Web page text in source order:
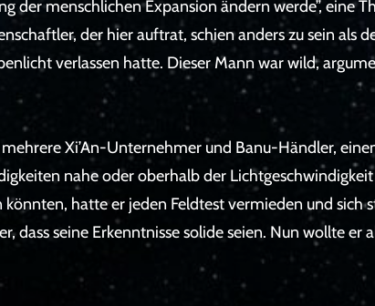
der menschlichen Expansion ändern werde”, eine
der hier auftrat, schien anders zu sein als
verlassen hatte. Dieser Mann war wild,
Xi’An-Unternehmer und Banu-Händler,
nahe oder oberhalb der
hatte er jeden Feldtest vermieden und sich
dass seine Erkenntnisse solide seien. Nun wollte er